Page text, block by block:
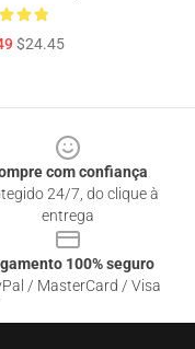
$24.45
com confiança
24/7, do clique à
entrega
100% seguro
/ MasterCard / Visa